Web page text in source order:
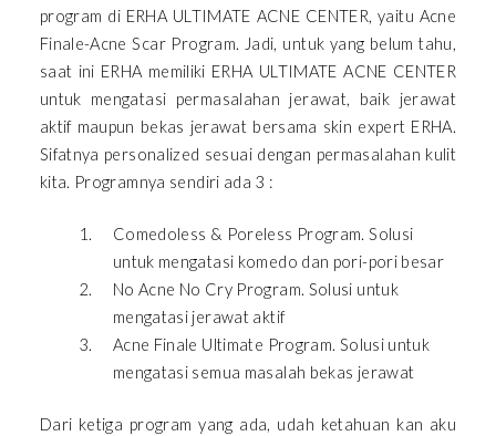
program di ERHA ULTIMATE ACNE CENTER, yaitu Acne
Finale-Acne Scar Program. Jadi, untuk yang belum tahu,
saat ini ERHA memiliki ERHA ULTIMATE ACNE CENTER
untuk mengatasi permasalahan jerawat, baik jerawat
aktif maupun bekas jerawat bersama skin expert ERHA.
Sifatnya personalized sesuai dengan permasalahan kulit
kita. Programnya sendiri ada 3 :
Comedoless & Poreless Program. Solusi
untuk mengatasi komedo dan pori-pori besar
No Acne No Cry Program. Solusi untuk
mengatasi jerawat aktif
Acne Finale Ultimate Program. Solusi untuk
mengatasi semua masalah bekas jerawat
Dari ketiga program yang ada, udah ketahuan kan aku